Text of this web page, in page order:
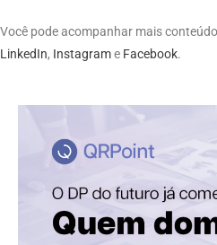
Você pode acompanhar mais
LinkedIn, Instagrame Facebook.